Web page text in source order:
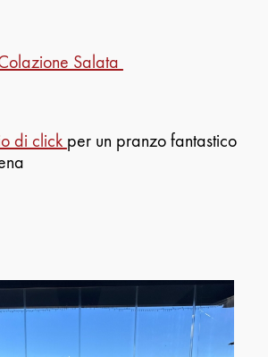
Salata
di click per un pranzo fantastico